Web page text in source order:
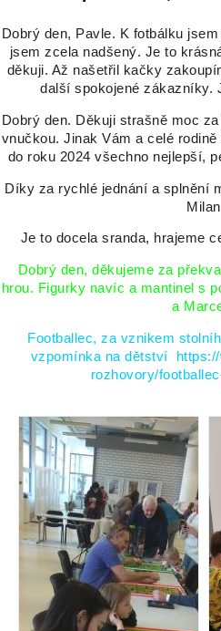
Dobrý den, Pavle. K fotbálku
jsem zcela nadšený. Je to
děkuji. Až našetřil kačky
další spokojené zákazníky.
Dobrý den. Děkuji strašně moc
vnučkou. Jinak Vám a celé
do roku 2024 všechno nejlepší,
Díky za rychlé jednání a splnění
Milan
Je to docela sranda, hrajeme
Dobrý den, děkujeme za
hrou. Figurky navíc a mantinel s
a
Footballec, za vznikem
vzpomínka na dětství
rozhovory/